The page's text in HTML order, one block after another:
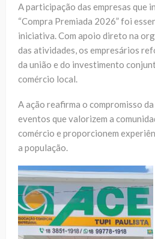
A participação das empresas que
“Compra Premiada 2026” foi
iniciativa. Com apoio direto na
das atividades, os empresários
da união e do investimento
comércio local.
A ação reafirma o compromisso
eventos que valorizem a
comércio e proporcionem
a população.